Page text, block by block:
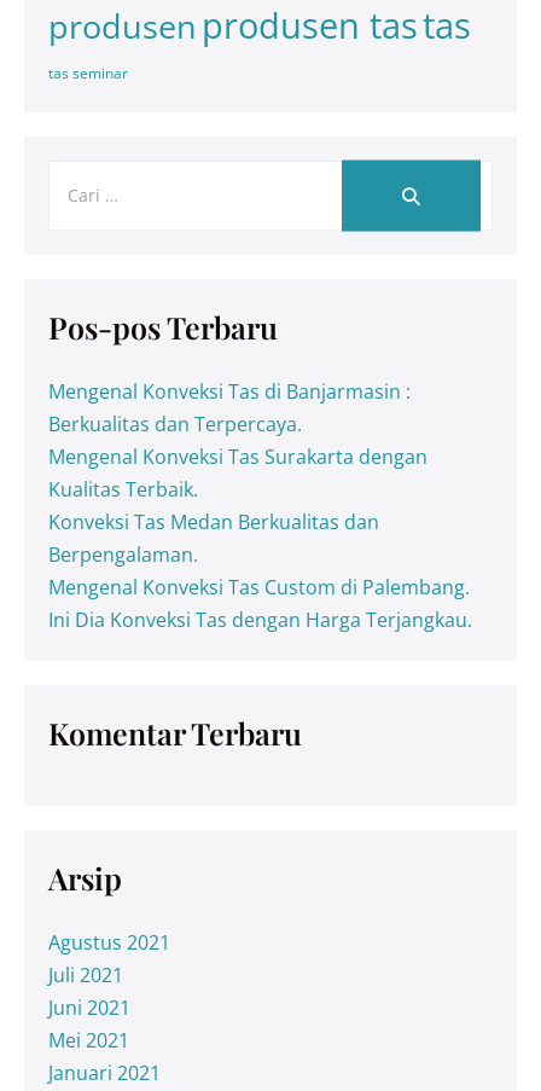
produsen produsen tastas
tas seminar
Pos-pos Terbaru
Mengenal Konveksi Tas di Banjarmasin :
Berkualitas dan Terpercaya.
Mengenal Konveksi Tas Surakarta dengan
Kualitas Terbaik.
Konveksi Tas Medan Berkualitas dan
Berpengalaman.
Mengenal Konveksi Tas Custom di Palembang.
Ini Dia Konveksi Tas dengan Harga Terjangkau.
Komentar Terbaru
Arsip
Agustus 2021
Juli 2021
Juni 2021
Mei 2021
Januari 2021